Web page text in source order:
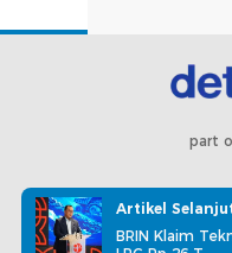
part
Redaksi Pedoman
Info Iklan
Artikel
BRIN Klaim